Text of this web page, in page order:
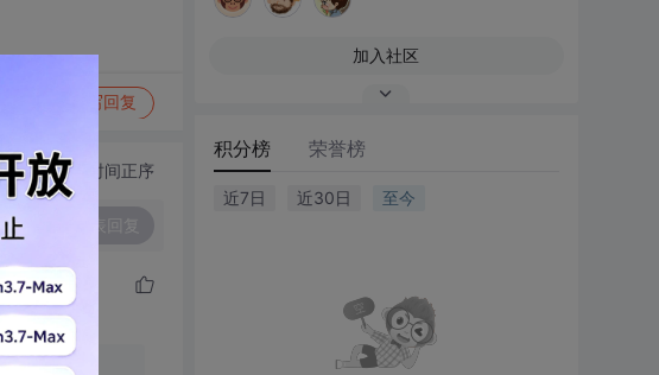
写回复
切换为时间正序
加入社区
积分榜 荣誉榜
近7日 近30日 至今